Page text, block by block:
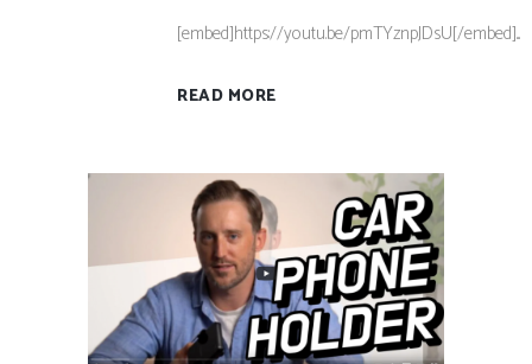
[embed]https://youtu.be/pmTYznpJDsU[/embed]...
READ MORE